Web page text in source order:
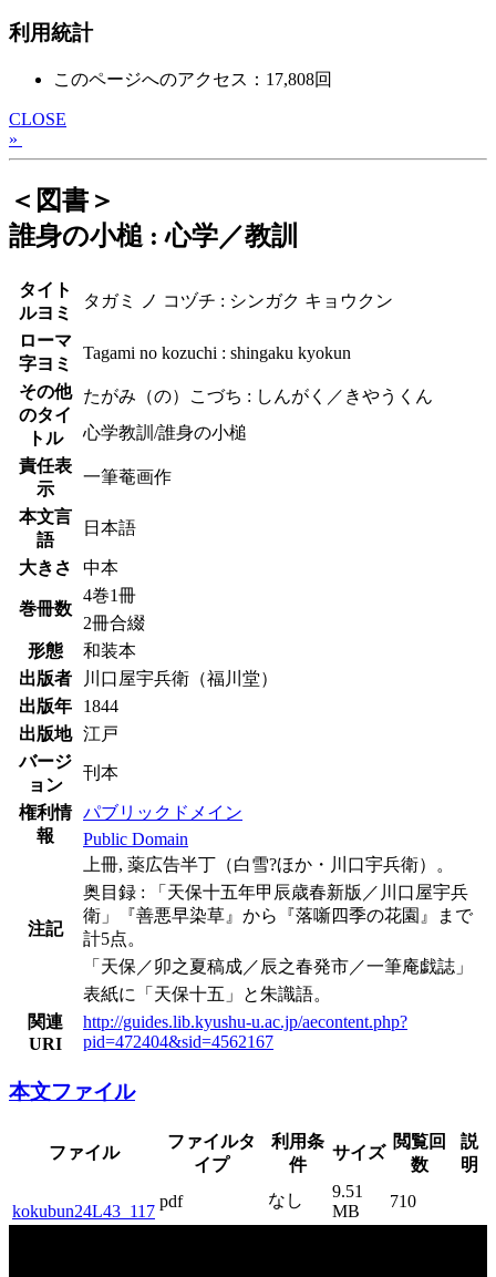
利用統計
このページへのアクセス：17,808回
CLOSE
»
＜図書＞
誰身の小槌 : 心学／教訓
タイト
ルヨミ
タガミ ノ コヅチ : シンガク キョウクン
ローマ
字ヨミ
Tagami no kozuchi : shingaku kyokun
その他
のタイ
トル
たがみ（の）こづち : しんがく／きやうくん
心学教訓/誰身の小槌
責任表
示
一筆菴画作
本文言
語
日本語
大きさ 中本
巻冊数
4巻1冊
2冊合綴
形態
和装本
出版者
川口屋宇兵衛（福川堂）
出版年
1844
出版地 江戸
バージ
ョン
刊本
権利情
報
パブリックドメイン
Public Domain
注記
上冊, 薬広告半丁（白雪?ほか・川口宇兵衛）。
奥目録 : 「天保十五年甲辰歳春新版／川口屋宇兵
衛」『善悪早染草』から『落噺四季の花園』まで
計5点。
「天保／卯之夏稿成／辰之春発市／一筆庵戯誌」
表紙に「天保十五」と朱識語。
関連
URI
http://guides.lib.kyushu-u.ac.jp/aecontent.php?
pid=472404&sid=4562167
本文ファイル
ファイル
ファイルタ
イプ
利用条
件
サイズ
閲覧回
数
説
明
kokubun24L43_117
pdf なし
9.51
MB
710